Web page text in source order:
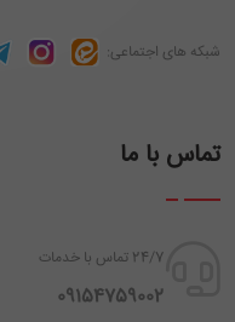
شبکه های اجتماعی:
تماس با ما
24/7 تماس با خدمات
‪ 09154759002